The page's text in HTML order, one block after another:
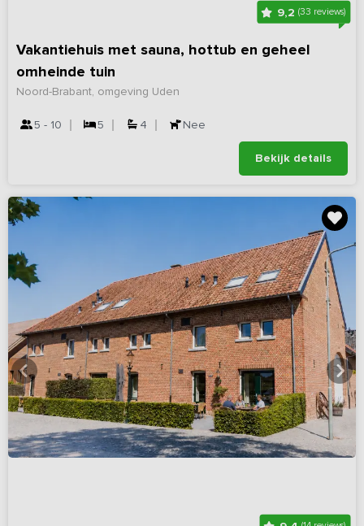
9,2 (33 reviews)
Vakantiehuis met sauna, hottub en geheel
omheinde tuin
Noord-Brabant, omgeving Uden
5 - 10 5 4 Nee
Bekijk details